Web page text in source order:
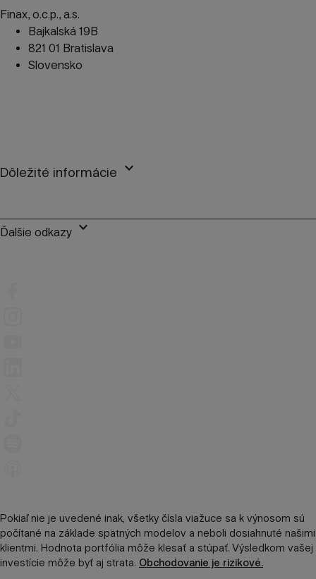
Finax, o.c.p., a.s.
Bajkalská 19B
821 01 Bratislava
Slovensko
Dôležité informácie keyboard_arrow_down
Ďalšie odkazy keyboard_arrow_down
Pokiaľ nie je uvedené inak, všetky čísla viažuce sa k výnosom sú
počítané na základe spätných modelov a neboli dosiahnuté našimi
klientmi. Hodnota portfólia môže klesať a stúpať. Výsledkom vašej
investície môže byť aj strata. Obchodovanie je rizikové.